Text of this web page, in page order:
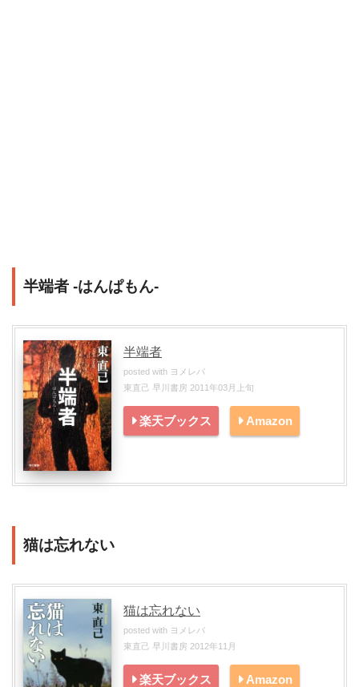
半端者 -はんぱもん-
半端者
posted with ヨメレバ
東直己 早川書房 2011年03月上旬
楽天ブックス Amazon
猫は忘れない
猫は忘れない
posted with ヨメレバ
東直己 早川書房 2012年11月
楽天ブックス Amazon